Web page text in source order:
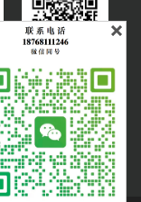
大咖说吐槽客服